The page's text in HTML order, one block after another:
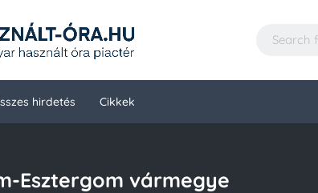
hirdetés Cikkek
Esztergom vármegye